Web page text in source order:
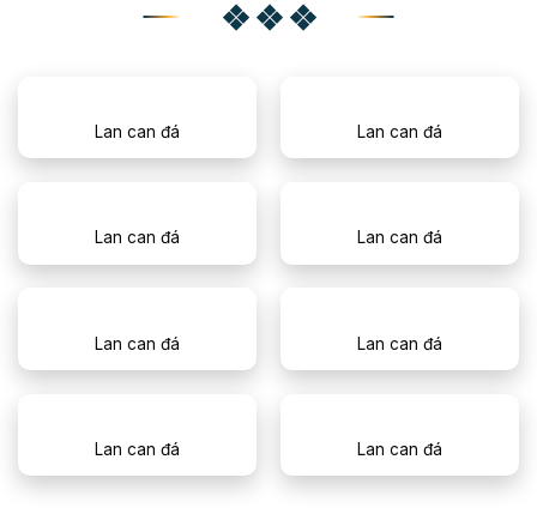
Lan can đá Lan can đá
Lan can đá Lan can đá
Lan can đá Lan can đá
Lan can đá Lan can đá